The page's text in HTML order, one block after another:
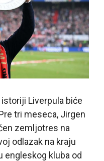
Liverpula biće
tri meseca, Jirgen
zemljotres na
odlazak na kraju
engleskog kluba od